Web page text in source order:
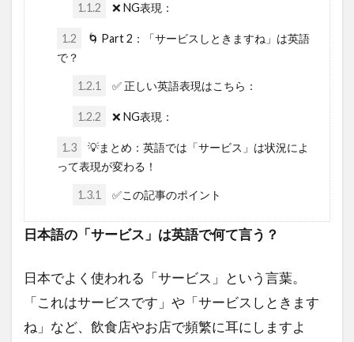
1.1.2 ❌ NG表現：
1.2
🌀 Part 2：「サービスしときますね」は英語
で？
1.2.1 ✅ 正しい英語表現はこちら：
1.2.2 ❌ NG表現：
1.3
💡まとめ：英語では「サービス」は状況によ
って表現が変わる！
1.3.1 ✅この記事のポイント
日本語の「サービス」は英語で何て言う？
日本でよく使われる「サービス」という言葉。
「これはサービスです」や「サービスしときます
ね」など、飲食店やお店で頻繁に耳にしますよ